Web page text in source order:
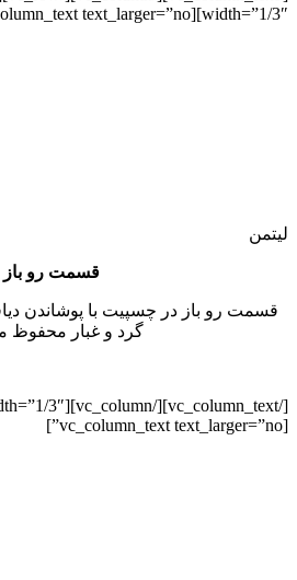
width=”1/3″][vc_column_text text_larger=”no”]
لیتمن
قسمت رو باز
قسمت رو باز در چسپیت با پوشاندن
گرد و غبار محفوظ
[vc_column_text text_larger=”no”]